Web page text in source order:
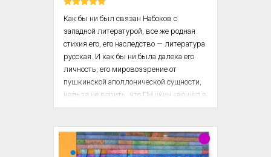
Как бы ни был связан Набоков с
западной литературой, все же родная
стихия его, его наследство — литература
русская. И как бы ни была далека его
личность, его мировоззрение от
пушкинской аполлонической сущности,
нельзя не верить, что Пушкин «‎вошел в
его кровь». Только человек, до глубин
любовью взять на себя труд
четырехтомного перевода на английский